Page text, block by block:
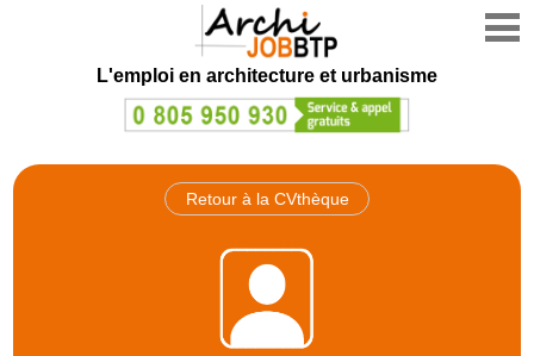
L'emploi en architecture et urbanisme
Retour à la CVthèque